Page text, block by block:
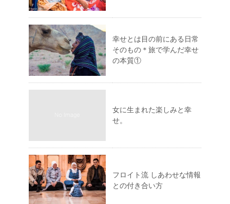
幸せとは目の前にある日常
そのもの＊旅で学んだ幸せ
の本質①
女に生まれた楽しみと幸
せ。
フロイト流 しあわせな情報
との付き合い方